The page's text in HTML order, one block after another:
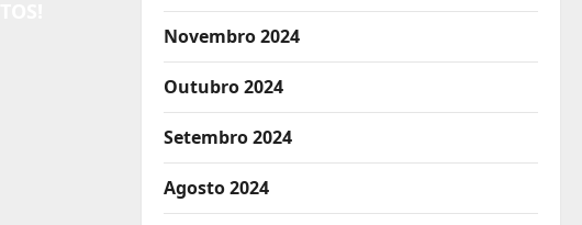
Novembro 2024
Outubro 2024
Setembro 2024
Agosto 2024